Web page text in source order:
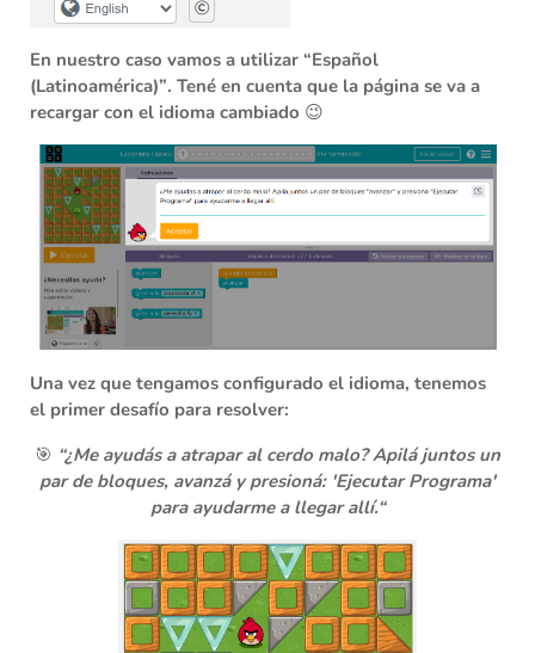
En nuestro caso vamos a utilizar “Español
(Latinoamérica)”. Tené en cuenta que la página se va a
recargar con el idioma cambiado 😉
Una vez que tengamos configurado el idioma, tenemos
el primer desafío para resolver:
🎯 “¿Me ayudás a atrapar al cerdo malo? Apilá juntos un
par de bloques, avanzá y presioná: 'Ejecutar Programa'
para ayudarme a llegar allí.“